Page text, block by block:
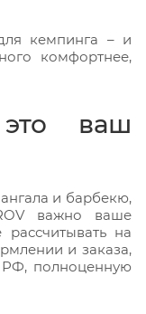
кемпинга – и
комфортнее,
это ваш
и барбекю,
важно ваше
на
и заказа,
полноценную